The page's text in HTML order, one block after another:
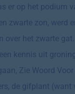
er op het podium
zwarte zon, werd
over het zwarte gat.
kennis uit
Zie Woord
de gifplant (want